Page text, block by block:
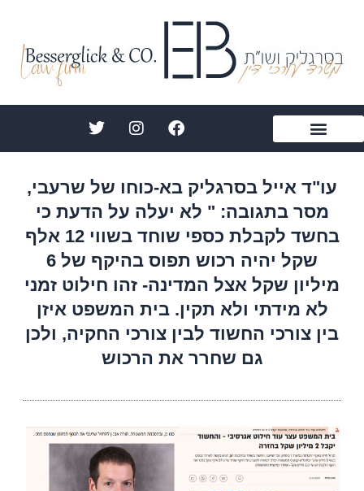
F
a
c
b
o
k
I
n
s
a
r
a
T
w
i
t
r
עו"ד אייל בסרגליק בא-כוחו של שרעבי,
מסר בתגובה: " לא יעלה על הדעת כי
בחשד לקבלת כספי שוחד בשווי 12 אלף
שקל יהיה רכוש תפוס בהיקף של 6
מיליון שקל אצל המדינה- זהו חילוט זמני
לא מידתי ולא תקין. בית המשפט איזן
בין צורכי החשוד לבין צורכי החקיה, ולכן
גם שחרר את הרכוש